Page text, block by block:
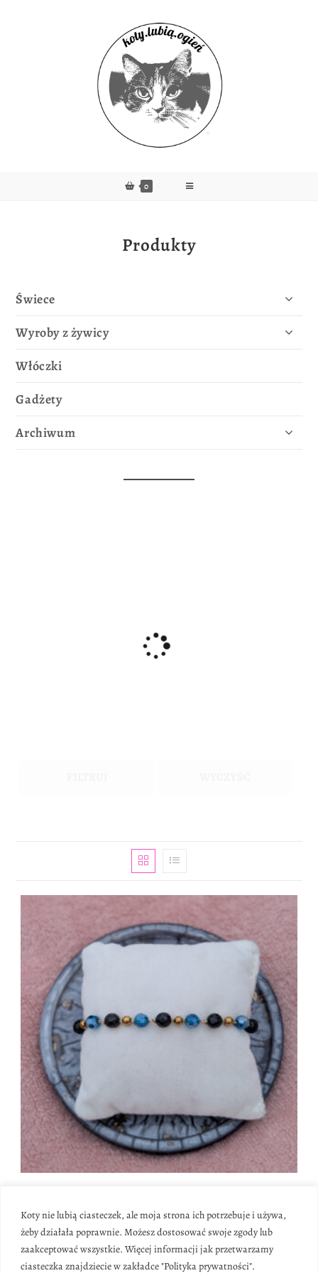
Koty nie lubią ciasteczek, ale moja strona ich potrzebuje i używa,
żeby działała poprawnie. Możesz dostosować swoje zgody lub
zaakceptować wszystkie. Więcej informacji jak przetwarzamy
ciasteczka znajdziecie w zakładce "Polityka prywatności".
0
Bransoletka Rytm (koraliki szklane, turmalin, 17,5cm)
60.00zł
Produkty
Świece
Wyroby z żywicy
Włóczki
Gadżety
Archiwum